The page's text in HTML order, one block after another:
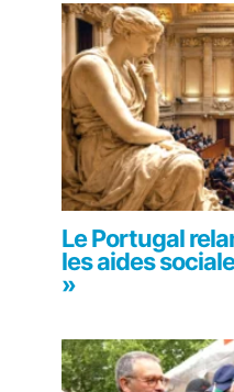
Le Portugal
les aides
»